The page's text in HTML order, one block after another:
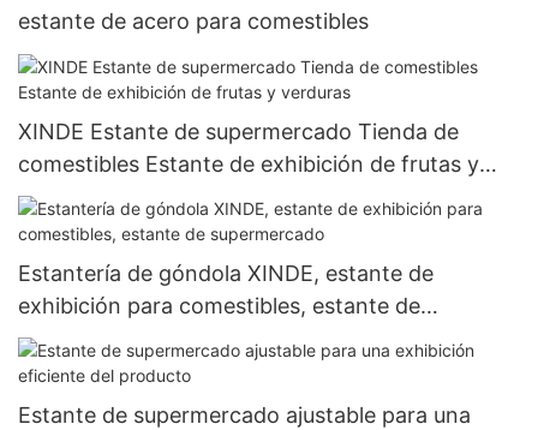
estante de acero para comestibles
XINDE Estante de supermercado Tienda de
comestibles Estante de exhibición de frutas y
verduras
Estantería de góndola XINDE, estante de
exhibición para comestibles, estante de
supermercado
Estante de supermercado ajustable para una